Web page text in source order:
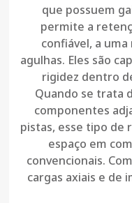
que possuem
permite a
confiável, a
agulhas. Eles são
rigidez dentro
Quando se trata
componentes
pistas, esse tipo de
espaço em
convencionais.
cargas axiais e de